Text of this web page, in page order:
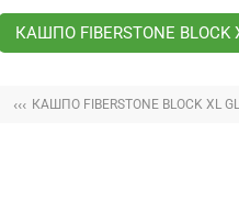
КАШПО FIBERSTONE BLOCK
‹‹‹ КАШПО FIBERSTONE BLOCK XL